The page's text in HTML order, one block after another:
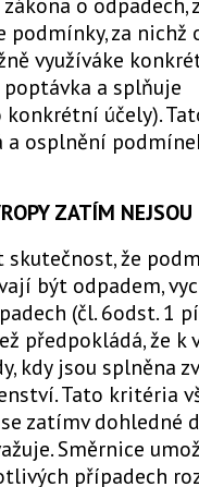
podmínky, za nichž
využíváke
a splňuje
účely).
a osplnění
ZATÍM NEJSOU
že
být odpadem,
(čl. 6odst. 1
předpokládá, že k
kdy jsou splněna
Tato kritéria
zatímv dohledné
Směrnice
případech